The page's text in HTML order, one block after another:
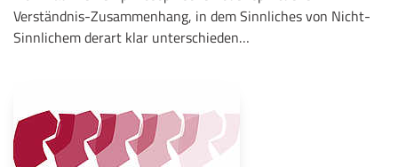
Verständnis-Zusammenhang, in dem Sinnliches von Nicht-
Sinnlichem derart klar unterschieden…